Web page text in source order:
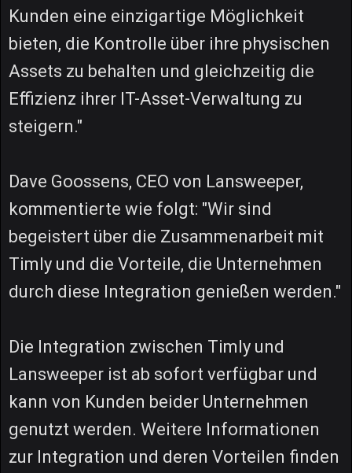
Kunden eine einzigartige Möglichkeit
bieten, die Kontrolle über ihre physischen
Assets zu behalten und gleichzeitig die
Effizienz ihrer IT-Asset-Verwaltung zu
steigern."
Dave Goossens, CEO von Lansweeper,
kommentierte wie folgt: "Wir sind
begeistert über die Zusammenarbeit mit
Timly und die Vorteile, die Unternehmen
durch diese Integration genießen werden."
Die Integration zwischen Timly und
Lansweeper ist ab sofort verfügbar und
kann von Kunden beider Unternehmen
genutzt werden. Weitere Informationen
zur Integration und deren Vorteilen finden